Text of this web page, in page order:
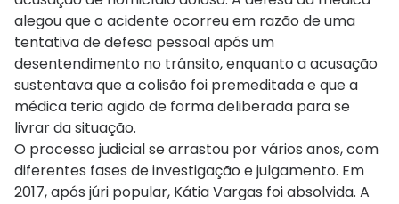
alegou que o acidente ocorreu em razão de uma
tentativa de defesa pessoal após um
desentendimento no trânsito, enquanto a acusação
sustentava que a colisão foi premeditada e que a
médica teria agido de forma deliberada para se
livrar da situação.
O processo judicial se arrastou por vários anos, com
diferentes fases de investigação e julgamento. Em
2017, após júri popular, Kátia Vargas foi absolvida. A